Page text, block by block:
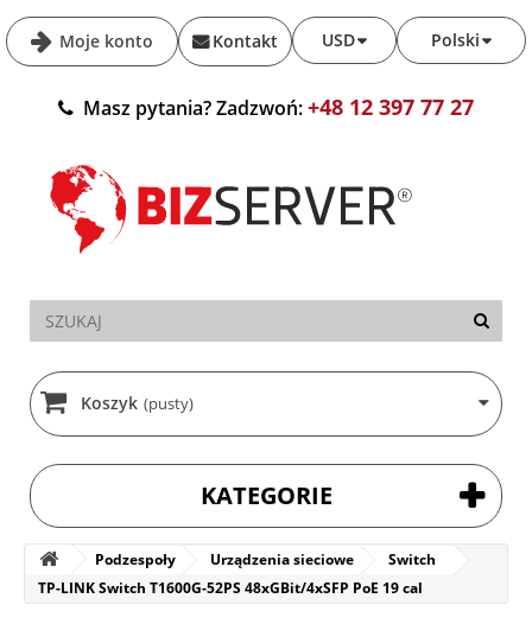
Moje konto Polski
USD
Kontakt
Masz pytania? Zadzwoń:+48 12 397 77 27
Koszyk (pusty)
KATEGORIE
Podzespoły Urządzenia sieciowe
Switch
TP-LINK Switch T1600G-52PS 48xGBit/4xSFP PoE 19 cal